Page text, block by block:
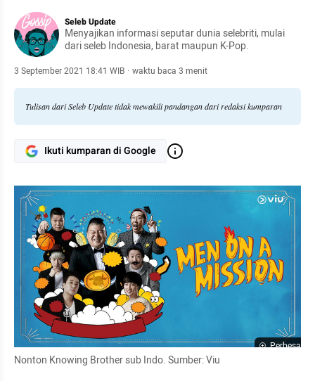
Seleb Update
Menyajikan informasi seputar dunia selebriti, mulai
dari seleb Indonesia, barat maupun K-Pop.
3 September 2021 18:41 WIB · waktu baca 3 menit
Tulisan dari Seleb Update tidak mewakili pandangan dari redaksi kumparan
Ikuti kumparan di Google
Perbesar
Nonton Knowing Brother sub Indo. Sumber: Viu